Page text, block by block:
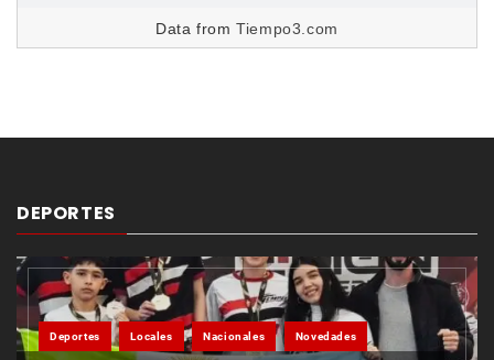
Data fromTiempo3.com
DEPORTES
Deportes Locales Nacionales Novedades